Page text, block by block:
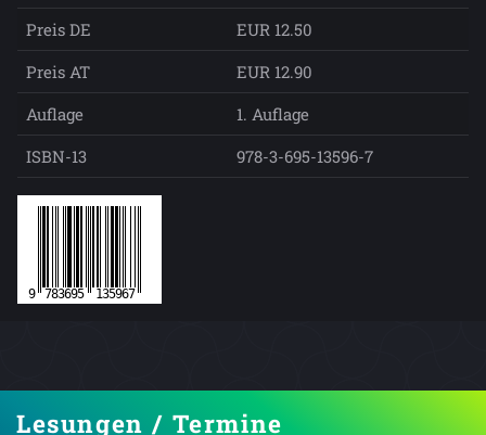
Preis DE
EUR 12.50
Preis AT
EUR 12.90
Auflage
1. Auflage
ISBN-13
978-3-695-13596-7
Lesungen / Termine